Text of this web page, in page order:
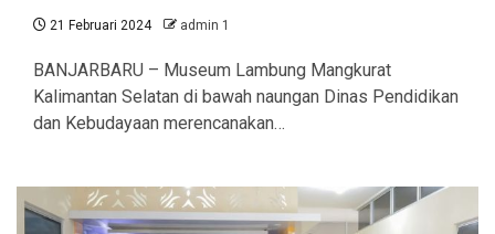
21 Februari 2024 admin 1
BANJARBARU – Museum Lambung Mangkurat
Kalimantan Selatan di bawah naungan Dinas Pendidikan
dan Kebudayaan merencanakan…